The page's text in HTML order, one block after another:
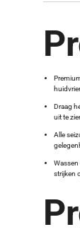
Draag
uit te
Alle
strijken